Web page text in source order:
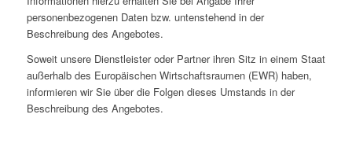
personenbezogenen Daten bzw. untenstehend in der
Beschreibung des Angebotes.
Soweit unsere Dienstleister oder Partner ihren Sitz in einem Staat
außerhalb des Europäischen Wirtschaftsraumen (EWR) haben,
informieren wir Sie über die Folgen dieses Umstands in der
Beschreibung des Angebotes.